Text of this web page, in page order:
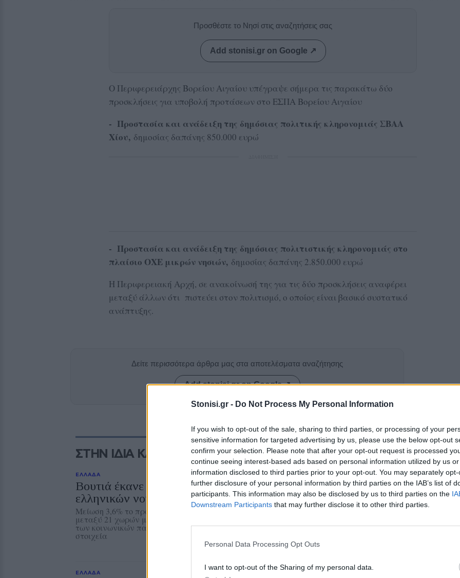
Stonisi.gr - Do Not Process My Personal Information
If you wish to opt-out of the sale, sharing to third parties, or processing of your
sensitive information for targeted advertising by us, please use the below opt-out
confirm your selection. Please note that after your opt-out request is processed
continue seeing interest-based ads based on personal information utilized by us
information disclosed to third parties prior to your opt-out. You may separately
further disclosure of your personal information by third parties on the IAB’s list of
participants. This information may also be disclosed by us to third parties on the
Downstream Participants that may further disclose it to other third parties.
Personal Data Processing Opt Outs
I want to opt-out of the Sharing of my personal data.
Προσθέστε το Νησί στις αναζητήσεις σας
Add stonisi.gr on Google ↗
Ο Περιφερειάρχης Βορείου Αιγαίου υπέγραψε σήμερα τις παρακάτω δύο
προσκλήσεις για υποβολή προτάσεων στο ΕΣΠΑ Βορείου Αιγαίου
- Προστασία και ανάδειξη της δημόσιας πολιτικής κληρονομιάς ΣΒΑΑ
Χίου, δημοσίας δαπάνης 850.000 ευρώ
- Προστασία και ανάδειξη της δημόσιας πολιτιστικής κληρονομιάς στο
πλαίσιο ΟΧΕ μικρών νησιών, δημοσίας δαπάνης 2.850.000 ευρώ
Η Περιφερειακή Αρχή, σε ανακοίνωσή της για τις δύο προσκλήσεις αναφέρει
μεταξύ άλλων ότι πιστεύει στον πολιτισμό, ο οποίος είναι βασικό συστατικό
ανάπτυξης.
Δείτε περισσότερα άρθρα μας στα αποτελέσματα αναζήτησης
Add stonisi.gr on Google ↗
ΣΤΗΝ ΙΔΙΑ ΚΑΤΗΓΟΡΙΑ
ΕΛΛΑΔΑ
Βουτιά έκανε το πραγματικό εισόδημα των
ελληνικών νοικοκυριών
Μείωση 3,6% το πρώτο τρίμηνο του 2026, η χειρότερη επίδοση
μεταξύ 21 χωρών μελών του ΟΟΣΑ. Καθοριστική η υποχώρηση
των κοινωνικών παροχών και του εισοδήματος από περιουσιακά
στοιχεία
ΕΛΛΑΔΑ